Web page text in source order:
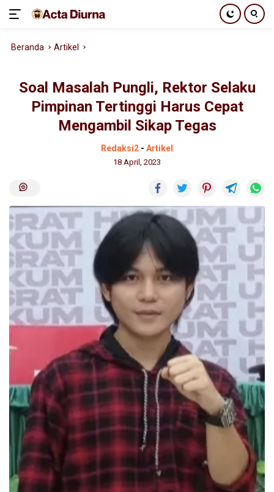
Beranda Artikel
Soal Masalah Pungli, Rektor Selaku
Pimpinan Tertinggi Harus Cepat
Mengambil Sikap Tegas
Redaksi2 - Artikel
18 April, 2023